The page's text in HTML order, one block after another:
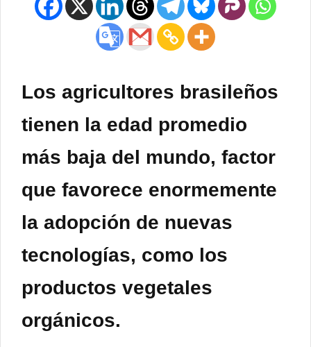
Los agricultores brasileños
tienen la edad promedio
más baja del mundo, factor
que favorece enormemente
la adopción de nuevas
tecnologías, como los
productos vegetales
orgánicos.